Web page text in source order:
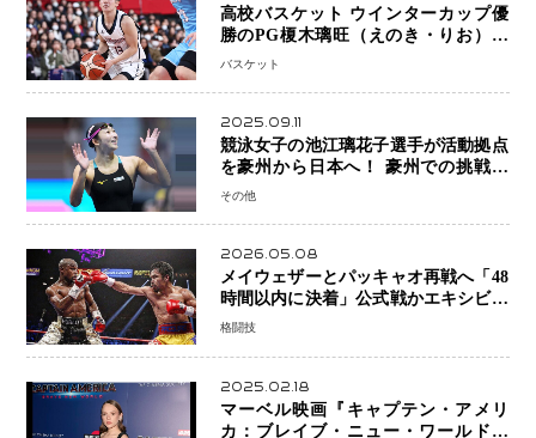
高校バスケット ウインターカップ優
勝のPG榎木璃旺（えのき・りお）が
プロの現場へ―。
バスケット
2025.09.11
競泳女子の池江璃花子選手が活動拠点
を豪州から日本へ！ 豪州での挑戦を
糧に、28年ロサンゼルス五輪へ再始動
その他
2026.05.08
メイウェザーとパッキャオ再戦へ「48
時間以内に決着」公式戦かエキシビシ
ョンか混迷続く
格闘技
2025.02.18
マーベル映画『キャプテン・アメリ
カ：ブレイブ・ニュー・ワールド』